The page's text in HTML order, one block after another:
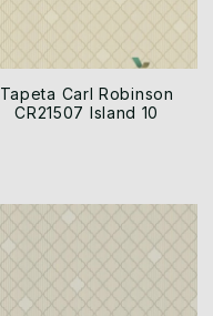
Tapeta Carl Robinson
CR21507 Island 10